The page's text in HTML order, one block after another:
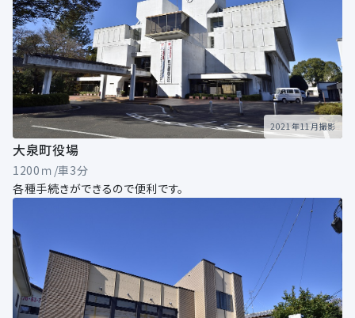
2021年11月撮影
大泉町役場
1200ｍ/車3分
各種手続きができるので便利です。